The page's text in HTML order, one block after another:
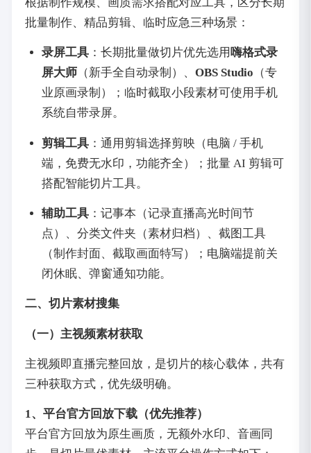
批量制作、精品剪辑、临时应急三种场景：
录屏工具：长期批量做切片优先选用嗨格式录
屏大师 （新手全自动录制）、 OBS Studio （专
业原画录制）；临时截取小段素材可使用手机
系统自带录屏。
剪辑工具：通用剪辑选择剪映（电脑 / 手机
端，免费无水印，功能齐全）；批量 AI 剪辑可
搭配智能切片工具。
辅助工具：记事本（记录直播高光时间节
点）、分类文件夹（素材归档）、截图工具
（制作封面、截取画面特写）；电脑端提前关
闭休眠、弹窗通知功能。
二、切片素材搜集
（一）主视频素材获取
主视频即直播完整回放，是切片的核心载体，共有
三种获取方式，优先级明确。
1、平台官方回放下载（优先推荐）
平台官方回放为原生画质，无额外水印、音画同